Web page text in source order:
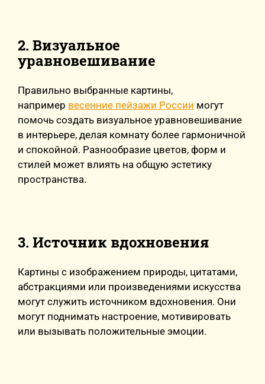
2. Визуальное
уравновешивание
Правильно выбранные картины,
например весенние пейзажи России могут
помочь создать визуальное уравновешивание
в интерьере, делая комнату более гармоничной
и спокойной. Разнообразие цветов, форм и
стилей может влиять на общую эстетику
пространства.
3. Источник вдохновения
Картины с изображением природы, цитатами,
абстракциями или произведениями искусства
могут служить источником вдохновения. Они
могут поднимать настроение, мотивировать
или вызывать положительные эмоции.